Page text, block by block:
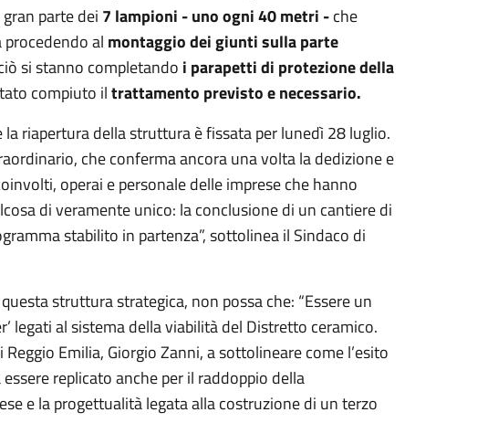
parte dei 7 lampioni - uno ogni 40 metri -che
al montaggio dei giunti sulla parte
si stanno completando i parapetti di protezione della
compiuto iltrattamento previsto e necessario.
riapertura della struttura è fissata per lunedì 28 luglio.
che conferma ancora una volta la dedizione e
operai e personale delle imprese che hanno
di veramente unico: la conclusione di un cantiere di
stabilito in partenza”, sottolinea il Sindaco di
struttura strategica, non possa che: “Essere un
legati al sistema della viabilità del Distretto ceramico.
Emilia, Giorgio Zanni, a sottolineare come l’esito
replicato anche per il raddoppio della
e la progettualità legata alla costruzione di un terzo